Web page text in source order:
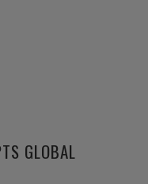
GLOBAL